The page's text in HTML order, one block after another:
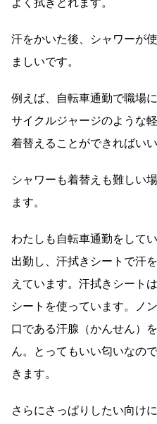
汗をかいた後、シャワーが
ましいです。
例えば、自転車通勤で職場
サイクルジャージのような
着替えることができればいい
シャワーも着替えも難しい
ます。
わたしも自転車通勤をして
出勤し、汗拭きシートで汗
えています。汗拭きシート
シートを使っています。ノ
口である汗腺（かんせん）
ん。とってもいい匂いなの
きます。
さらにさっぱりしたい向け